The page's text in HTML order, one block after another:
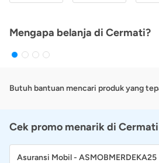
Mengapa belanja di Cermati?
Butuh bantuan mencari produk yang
Cek promo menarik di Cermati
Asuransi Mobil - ASMOBMERDEKA25